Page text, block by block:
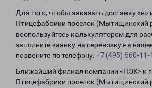
Для того, чтобы заказать доставку «в»
Птицефабрики поселок (Мытищинский
воспользуйтесь калькулятором для
заполните заявку на перевозку на
позвоните по телефону: +7 (495) 660-11-
Ближайший филиал компании «ПЭК» к
Птицефабрики поселок (Мытищинский